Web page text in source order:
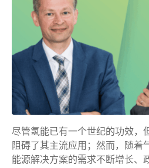
尽管氢能已有一个世纪的功效，
阻碍了其主流应用；然而，随着
能源解决方案的需求不断增长、